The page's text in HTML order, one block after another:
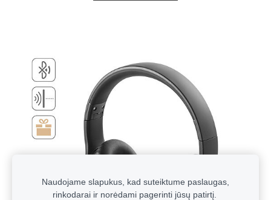
Naudojame slapukus, kad suteiktume paslaugas,
rinkodarai ir norėdami pagerinti jūsų patirtį.